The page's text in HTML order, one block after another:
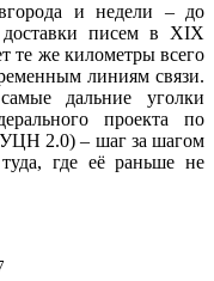
и недели – до
писем в XIX
те же километры всего
линиям связи.
дальние уголки
проекта по
2.0) – шаг за шагом
где её раньше не